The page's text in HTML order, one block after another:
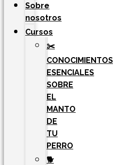
Sobre
nosotros
Cursos
✂️
CONOCIMIENTOS
ESENCIALES
SOBRE
EL
MANTO
DE
TU
PERRO
🐕